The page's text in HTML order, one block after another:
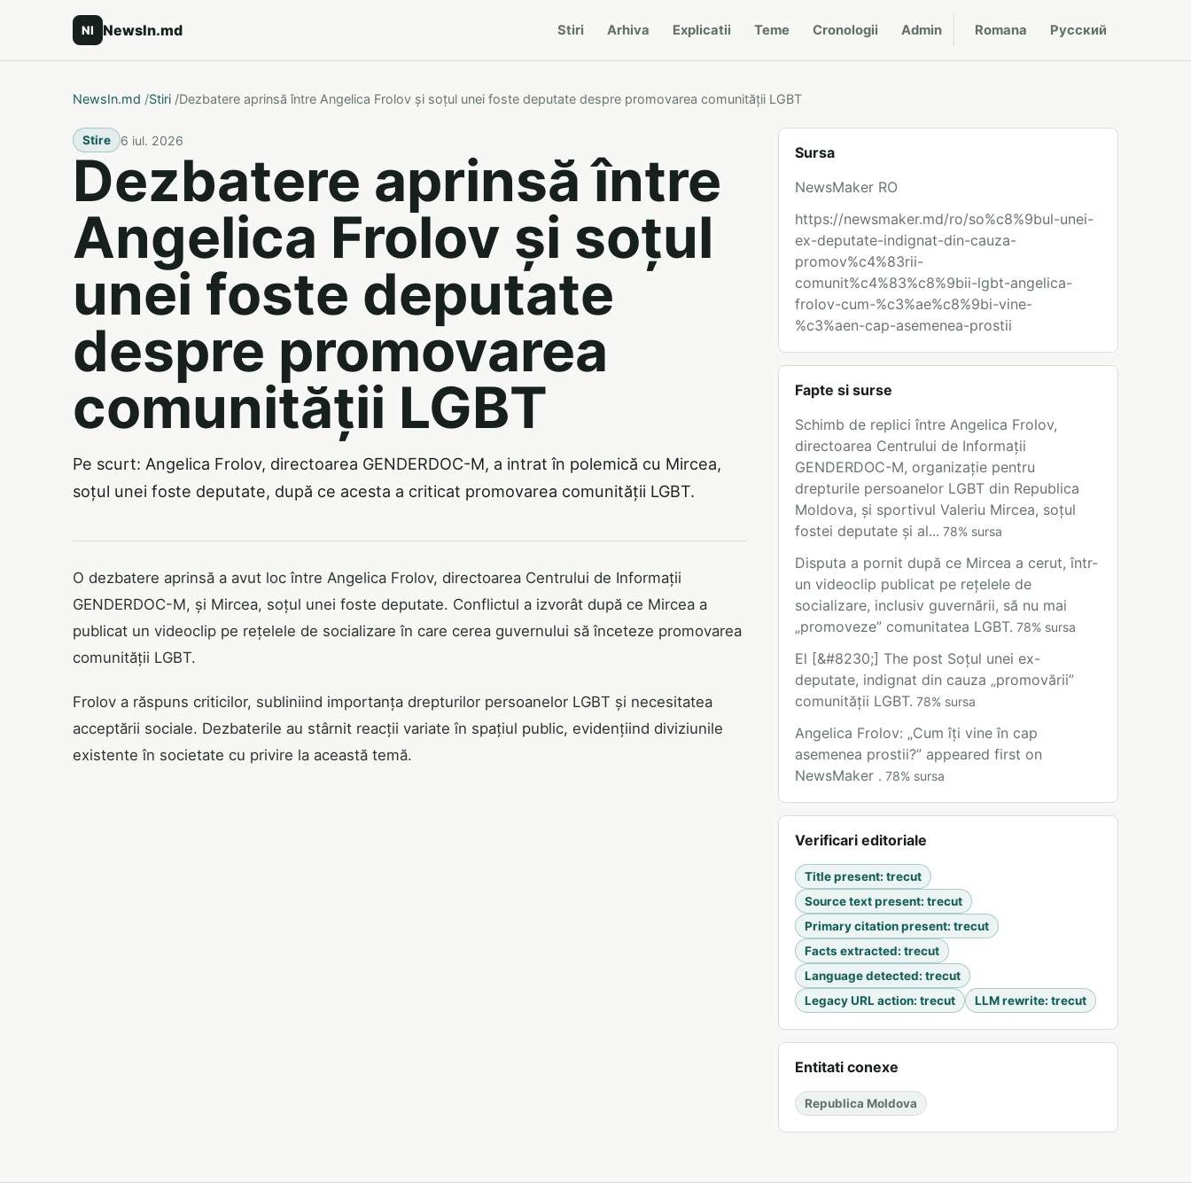
NI NewsIn.md Stiri Arhiva Explicatii Teme Cronologii Admin Romana Русский
NewsIn.md /Stiri /Dezbatere aprinsă între Angelica Frolov și soțul unei foste deputate despre promovarea comunității LGBT
Stire 6 iul. 2026
Dezbatere aprinsă între
Angelica Frolov și soțul
unei foste deputate
despre promovarea
comunității LGBT
Pe scurt: Angelica Frolov, directoarea GENDERDOC-M, a intrat în polemică cu Mircea,
soțul unei foste deputate, după ce acesta a criticat promovarea comunității LGBT.
O dezbatere aprinsă a avut loc între Angelica Frolov, directoarea Centrului de Informații
GENDERDOC-M, și Mircea, soțul unei foste deputate. Conflictul a izvorât după ce Mircea a
publicat un videoclip pe rețelele de socializare în care cerea guvernului să înceteze promovarea
comunității LGBT.
Frolov a răspuns criticilor, subliniind importanța drepturilor persoanelor LGBT și necesitatea
acceptării sociale. Dezbaterile au stârnit reacții variate în spațiul public, evidențiind diviziunile
existente în societate cu privire la această temă.
Sursa
NewsMaker RO
https://newsmaker.md/ro/so%c8%9bul-unei-
ex-deputate-indignat-din-cauza-
promov%c4%83rii-
comunit%c4%83%c8%9bii-lgbt-angelica-
frolov-cum-%c3%ae%c8%9bi-vine-
%c3%aen-cap-asemenea-prostii
Fapte si surse
Schimb de replici între Angelica Frolov,
directoarea Centrului de Informații
GENDERDOC-M, organizație pentru
drepturile persoanelor LGBT din Republica
Moldova, și sportivul Valeriu Mircea, soțul
fostei deputate și al... 78% sursa
Disputa a pornit după ce Mircea a cerut, într-
un videoclip publicat pe rețelele de
socializare, inclusiv guvernării, să nu mai
„promoveze” comunitatea LGBT. 78% sursa
El [&#8230;] The post Soțul unei ex-
deputate, indignat din cauza „promovării”
comunității LGBT. 78% sursa
Angelica Frolov: „Cum îți vine în cap
asemenea prostii?” appeared first on
NewsMaker . 78% sursa
Verificari editoriale
Title present: trecut
Source text present: trecut
Primary citation present: trecut
Facts extracted: trecut
Language detected: trecut
Legacy URL action: trecut LLM rewrite: trecut
Entitati conexe
Republica Moldova